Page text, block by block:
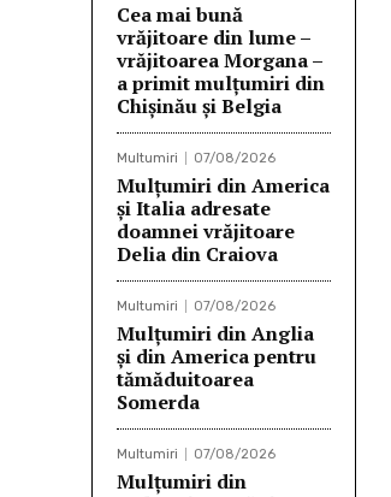
Cea mai bună
vrăjitoare din lume –
vrăjitoarea Morgana –
a primit mulțumiri din
Chișinău și Belgia
Multumiri 07/08/2026
Mulțumiri din America
și Italia adresate
doamnei vrăjitoare
Delia din Craiova
Multumiri 07/08/2026
Mulțumiri din Anglia
și din America pentru
tămăduitoarea
Somerda
Multumiri 07/08/2026
Mulţumiri din